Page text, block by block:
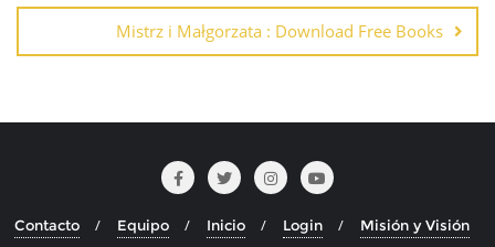
Mistrz i Małgorzata : Download Free Books
Contacto Equipo Inicio Login
Misión y Visión